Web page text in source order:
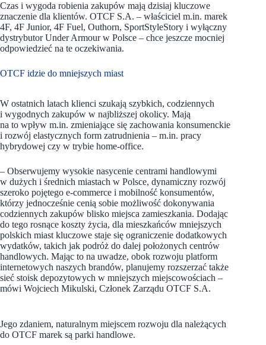
Czas i wygoda robienia zakupów mają dzisiaj kluczowe
znaczenie dla klientów. OTCF S.A. – właściciel m.in. marek
4F, 4F Junior, 4F Fuel, Outhorn, SportStyleStory i wyłączny
dystrybutor Under Armour w Polsce – chce jeszcze mocniej
odpowiedzieć na te oczekiwania.
OTCF idzie do mniejszych miast
W ostatnich latach klienci szukają szybkich, codziennych
i wygodnych zakupów w najbliższej okolicy. Mają
na to wpływ m.in. zmieniające się zachowania konsumenckie
i rozwój elastycznych form zatrudnienia – m.in. pracy
hybrydowej czy w trybie home-office.
– Obserwujemy wysokie nasycenie centrami handlowymi
w dużych i średnich miastach w Polsce, dynamiczny rozwój
szeroko pojętego e-commerce i mobilność konsumentów,
którzy jednocześnie cenią sobie możliwość dokonywania
codziennych zakupów blisko miejsca zamieszkania. Dodając
do tego rosnące koszty życia, dla mieszkańców mniejszych
polskich miast kluczowe staje się ograniczenie dodatkowych
wydatków, takich jak podróż do dalej położonych centrów
handlowych. Mając to na uwadze, obok rozwoju platform
internetowych naszych brandów, planujemy rozszerzać także
sieć stoisk depozytowych w mniejszych miejscowościach –
mówi Wojciech Mikulski, Członek Zarządu OTCF S.A.
Jego zdaniem, naturalnym miejscem rozwoju dla należących
do OTCF marek są parki handlowe.